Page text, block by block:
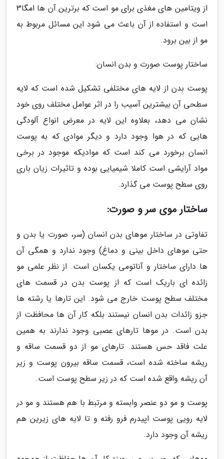
از ویتامین های مغذی برای مو است که برترین آن ها امگا3
است و استفاده از آن باعث می شود این مسائل مربوط به
مو از بین برود.
ساختار پوست صورت و بدن انسان:
پوست بدن از لایه های مختلفی تشکیل شده است که لایه
سطحی آن بیشترین آسیب را در اثر عوامل مختلف روی خود
نشان می دهد، بعلاوه این لایه در معرض انواع آلودگی
هایی که در هوا وجود دارد و دیگر موادی که به پوست
انسان برخورد می کند است که موادیکه موجود در برخی
مواد آرایشی است کاملا شیمیایی بوده و تاثیرات زیان باری
روی سطح پوست می گذارد.
ساختار موی سر و صورت:
تفاوتی در ساختار موهای بدن انسان (سر، صورت یا بدن و
حتی موهای داخل بینی و دماغ) وجود ندارد و همگی آن
ها دارای ساختار و آناتومی یکسان است. از نظر علمی مو
زائده ای باریک است که از پوست بدن در قسمت های
مختلف سطح پوست خارج می شود. این تارها یا رشته ها
جزو زائدات بدن انسان نیستند بلکه کار آن ها محافظت از
بدن است. در موها تارهای عصبی وجود ندارند به همین
علت فاقد حس هستند. تارهای مو از دو قسمت ساقه و
ریشه ساخته شده است، قسمت ساقه بیرون پوست و زیر
آن ریشه واقع شده است که در زیر سطح پوست است.
پوست و مو دو عنصر وابسته و مرتبط با هم هستند و مو در
لایه رویی پوست اپیدرم فرو رفته و تا لایه های زیرین هم
ریشه آن وجود دارد.